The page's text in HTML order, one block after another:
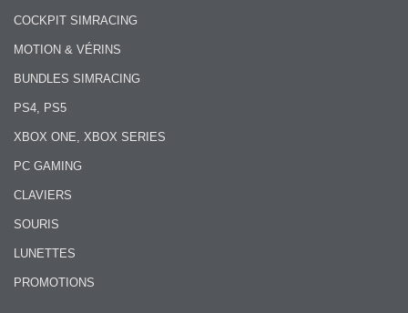
COCKPIT SIMRACING
MOTION & VÉRINS
BUNDLES SIMRACING
PS4, PS5
XBOX ONE, XBOX SERIES
PC GAMING
CLAVIERS
SOURIS
LUNETTES
PROMOTIONS